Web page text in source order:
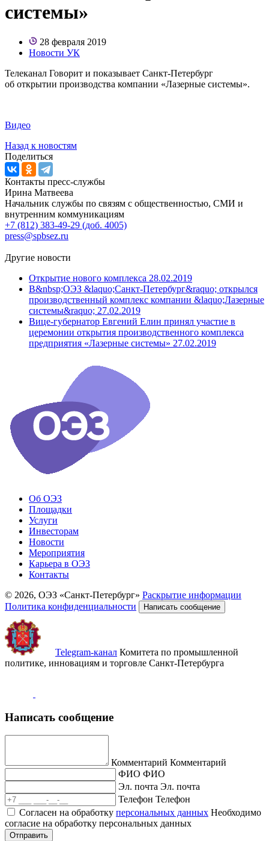
системы»
28 февраля 2019
Новости УК
Телеканал Говорит и показывает Санкт-Петербург
об открытии производства компании «Лазерные системы».
Видео
Назад к новостям
Поделиться
Контакты пресс-службы
Ирина Матвеева
Начальник службы по связям с общественностью, СМИ и
внутренним коммуникациям
+7 (812) 383-49-29 (доб. 4005)
press@spbsez.ru
Другие новости
Открытие нового комплекса 28.02.2019
В&nbsp;ОЭЗ &laquo;Санкт-Петербург&raquo; открылся
производственный комплекс компании &laquo;Лазерные
системы&raquo; 27.02.2019
Вице-губернатор Евгений Елин принял участие в
церемонии открытия производственного комплекса
предприятия «Лазерные системы» 27.02.2019
Об ОЭЗ
Площадки
Услуги
Инвесторам
Новости
Мероприятия
Карьера в ОЭЗ
Контакты
© 2026, ОЭЗ «Санкт-Петербург» Раскрытие информации
Политика конфиденциальности
Написать сообщение
Telegram-канал Комитета по промышленной
политике, инновациям и торговле Санкт-Петербурга
Написать сообщение
Комментарий Комментарий
ФИО ФИО
Эл. почта Эл. почта
Телефон Телефон
Согласен на обработку персональных данных Необходимо
согласие на обработку персональных данных
Отправить